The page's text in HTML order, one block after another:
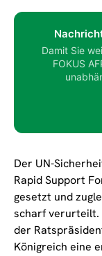
Damit Sie
FOKUS
Der UN-
Rapid Support
gesetzt und
scharf verurteilt.
der
Königreich eine